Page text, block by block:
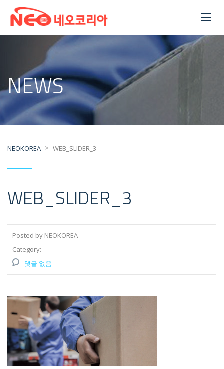
NEWS
NEOKOREA > WEB_SLIDER_3
WEB_SLIDER_3
Posted by NEOKOREA
Category:
댓글 없음